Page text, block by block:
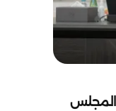
المجلس